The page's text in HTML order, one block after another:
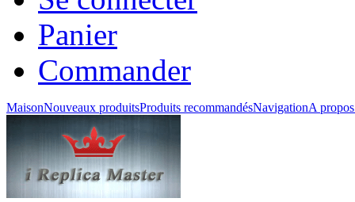
Panier
Commander
MaisonNouveaux produitsProduits recommandésNavigationA